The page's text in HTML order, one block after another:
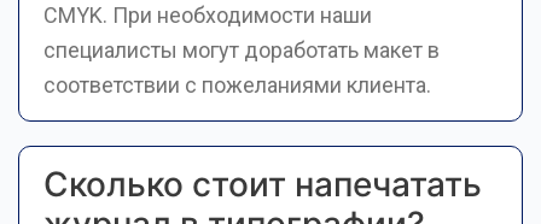
CMYK. При необходимости наши
специалисты могут доработать макет в
соответствии с пожеланиями клиента.
Сколько стоит напечатать